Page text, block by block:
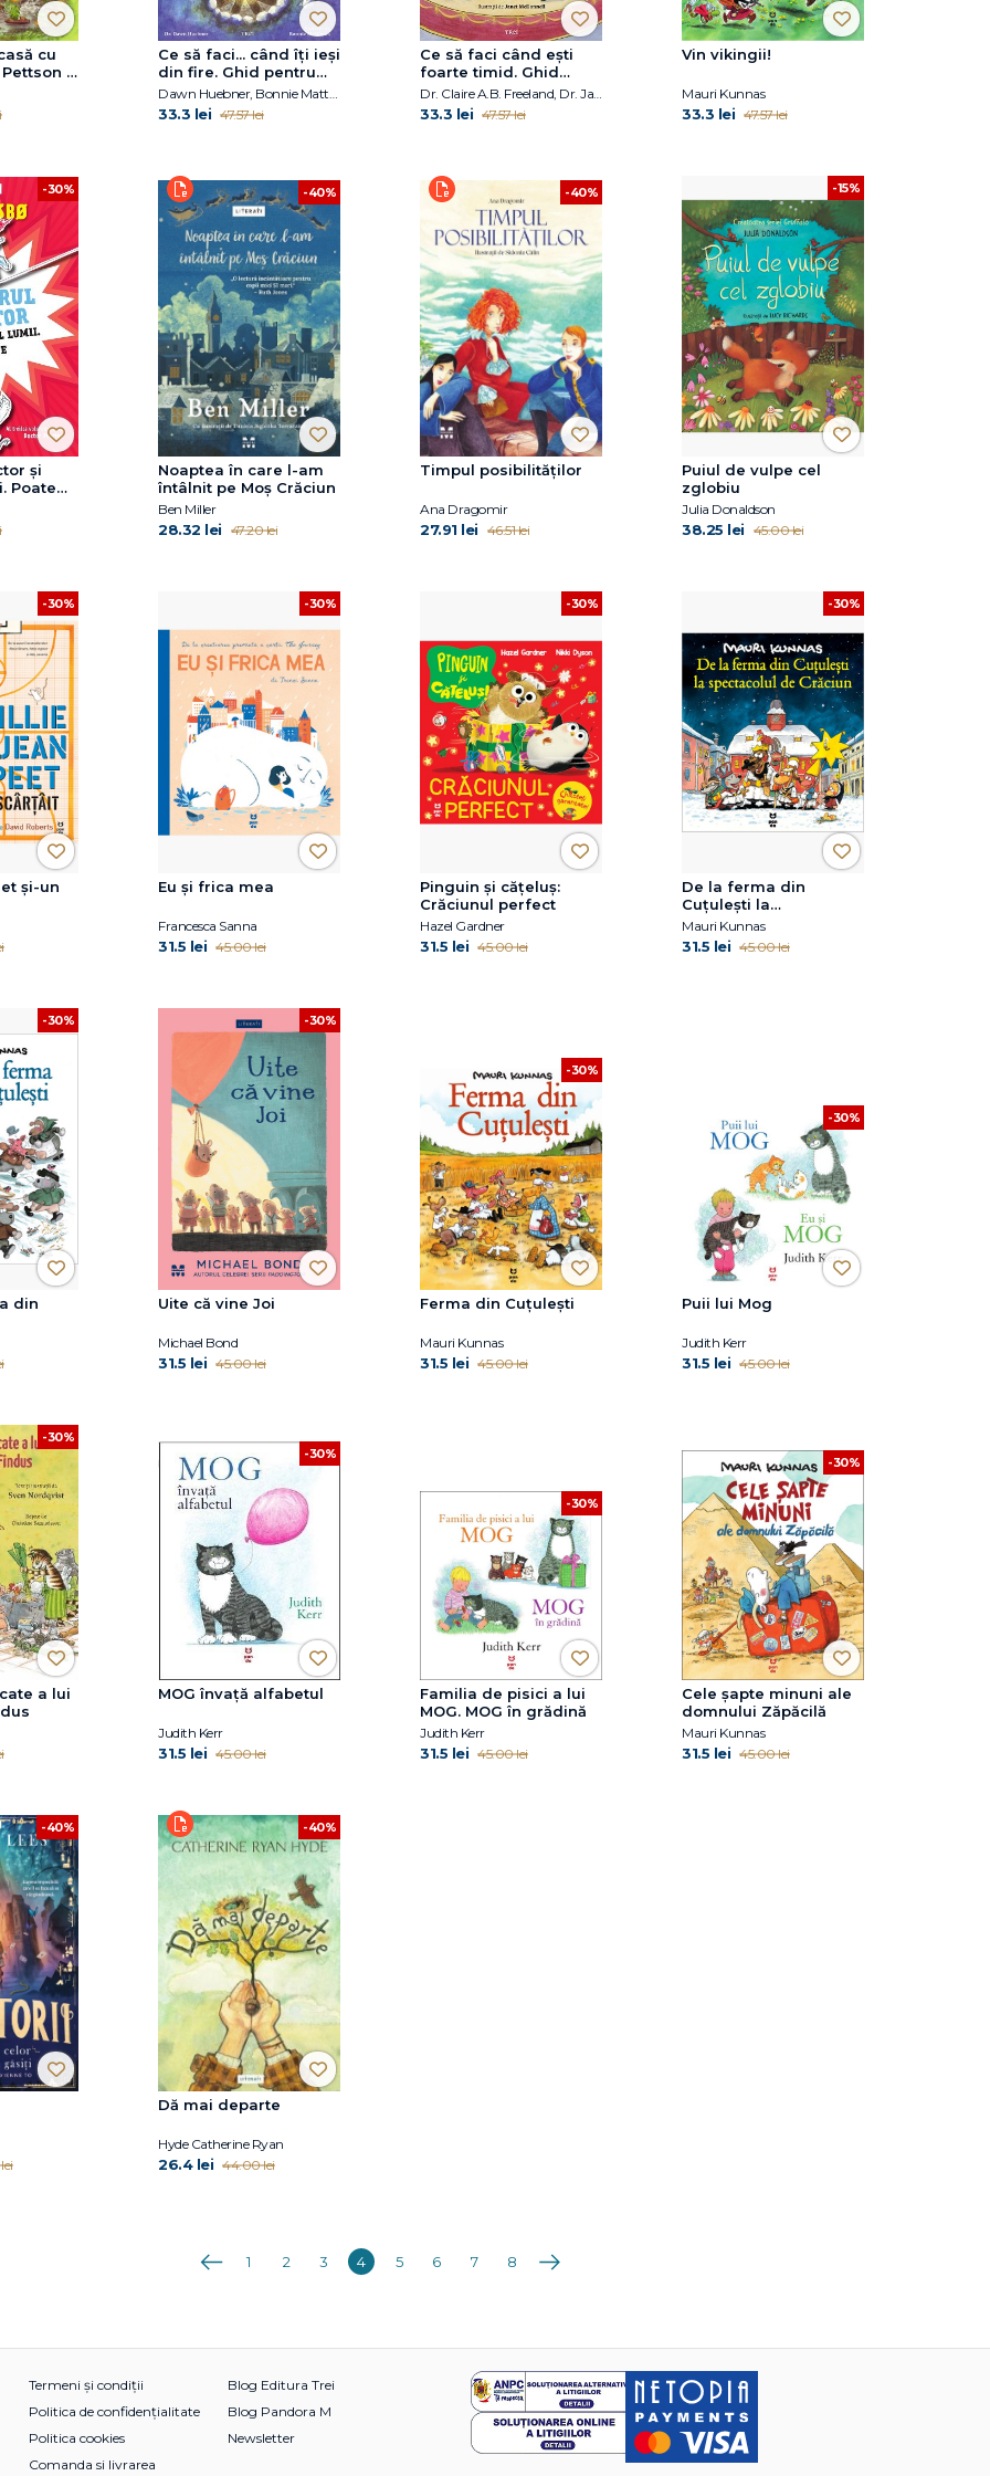
cu
și
Ce să faci... când îţi ieşi
din fire. Ghid pentru
copiii care nu-şi pot
stăpâni furia
33.3 lei 47.57 lei
Ce să faci când ești
foarte timid. Ghid
pentru copiii care vor
să scape de anxietatea
socială
33.3 lei 47.57 lei
Vin vikingii!
Mauri Kunnas
33.3 lei 47.57 lei
-30%
și
Poate
-40%
Noaptea în care l-am
întâlnit pe Moș Crăciun
Ben Miller
28.32 lei 47.20 lei
-40%
Timpul posibilităților
Ana Dragomir
27.91 lei 46.51 lei
-15%
Puiul de vulpe cel
zglobiu
Julia Donaldson
38.25 lei 45.00 lei
-30%
și-un
-30%
Eu și frica mea
Francesca Sanna
31.5 lei 45.00 lei
-30%
Pinguin și cățeluș:
Crăciunul perfect
Hazel Gardner
31.5 lei 45.00 lei
-30%
De la ferma din
Cuțulești la
spectacolul de Crăciun
Mauri Kunnas
31.5 lei 45.00 lei
-30%
din
-30%
Uite că vine Joi
Michael Bond
31.5 lei 45.00 lei
-30%
Ferma din Cuțulești
Mauri Kunnas
31.5 lei 45.00 lei
-30%
Puii lui Mog
Judith Kerr
31.5 lei 45.00 lei
-30%
a lui
-30%
MOG învaţă alfabetul
Judith Kerr
31.5 lei 45.00 lei
-30%
Familia de pisici a lui
MOG. MOG în grădină
Judith Kerr
31.5 lei 45.00 lei
-30%
Cele şapte minuni ale
domnului Zăpăcilă
Mauri Kunnas
31.5 lei 45.00 lei
-40% -40%
Dă mai departe
Hyde Catherine Ryan
26.4 lei 44.00 lei
Anterioara
1 2 3 4 5 6 7 8 Următoarea
Termeni și condiții
Politica de confidențialitate
Politica cookies
Comanda si livrarea
Blog Editura Trei
Blog Pandora M
Newsletter